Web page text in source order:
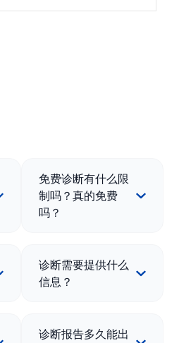
免费诊断有什么限
制吗？真的免费
吗？
诊断需要提供什么
信息？
诊断报告多久能出